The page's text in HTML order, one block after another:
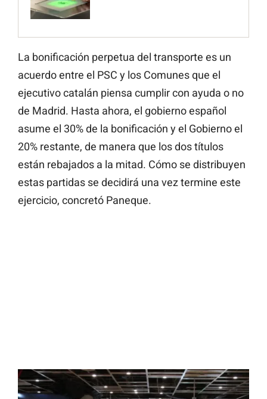
La bonificación perpetua del transporte es un
acuerdo entre el PSC y los Comunes que el
ejecutivo catalán piensa cumplir con ayuda o no
de Madrid. Hasta ahora, el gobierno español
asume el 30% de la bonificación y el Gobierno el
20% restante, de manera que los dos títulos
están rebajados a la mitad. Cómo se distribuyen
estas partidas se decidirá una vez termine este
ejercicio, concretó Paneque.